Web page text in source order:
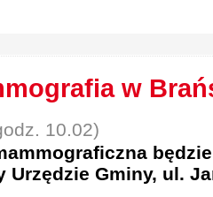
w
10.02)
Urzędzie Gminy, ul.